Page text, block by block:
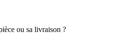
ou sa livraison ?